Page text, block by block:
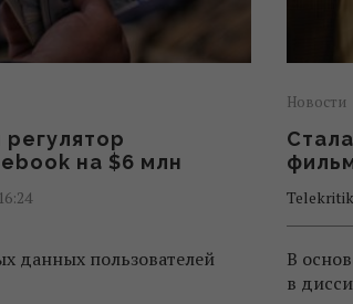
на $6 млн
данных пользователей
Новости
В
в